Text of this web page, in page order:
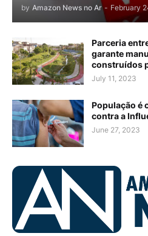
by Amazon News no Ar - February
Parceria
garante
construídos
July 11, 2023
População é
contra a
June 27, 2023